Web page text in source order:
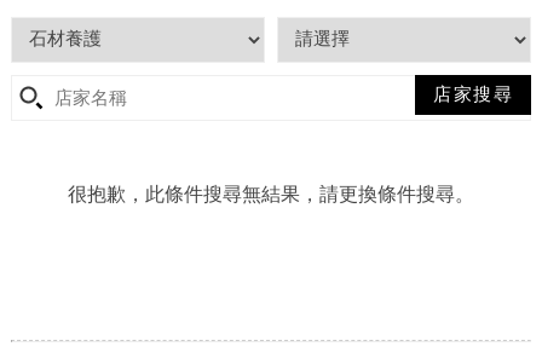
很抱歉，此條件搜尋無結果，請更換條件搜尋。